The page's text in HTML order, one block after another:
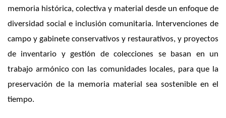
memoria histórica, colectiva y material desde un enfoque de
diversidad social e inclusión comunitaria. Intervenciones de
campo y gabinete conservativos y restaurativos, y proyectos
de inventario y gestión de colecciones se basan en un
trabajo armónico con las comunidades locales, para que la
preservación de la memoria material sea sostenible en el
tiempo.